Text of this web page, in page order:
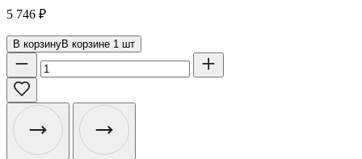
5 746 ₽
В корзинуВ корзине 1 шт